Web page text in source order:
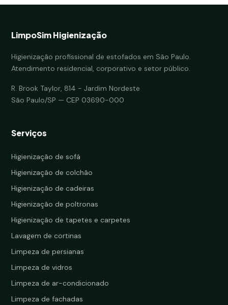
LimpoSim Higienização
Higienização profissional de estofados em São Paulo.
Atendimento residencial, corporativo e setor público.
R. Brook Taylor, 814 - Jardim Nordeste
São Paulo/SP — CEP 03690-000
Serviços
Higienização de sofá
Higienização de colchão
Higienização de cadeiras
Higienização de poltronas
Higienização de tapetes e carpetes
Lavagem de cortinas
Limpeza de persianas
Limpeza de vidros
Limpeza de ar-condicionado
Limpeza de fachadas